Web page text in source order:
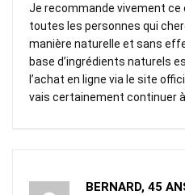
Je recommande vivement
toutes les personnes qui
manière naturelle et sans
base d’ingrédients naturels
l’achat en ligne via le site
vais certainement continuer à
BERNARD, 45